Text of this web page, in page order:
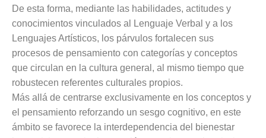
De esta forma, mediante las habilidades, actitudes y
conocimientos vinculados al Lenguaje Verbal y a los
Lenguajes Artísticos, los párvulos fortalecen sus
procesos de pensamiento con categorías y conceptos
que circulan en la cultura general, al mismo tiempo que
robustecen referentes culturales propios.
Más allá de centrarse exclusivamente en los conceptos y
el pensamiento reforzando un sesgo cognitivo, en este
ámbito se favorece la interdependencia del bienestar